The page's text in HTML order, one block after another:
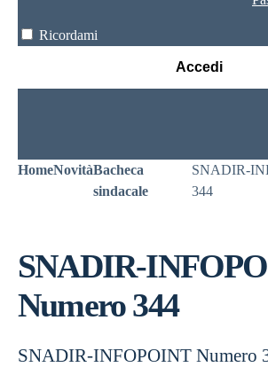
Ricordami
Accedi
HomeNovitàBacheca
sindacale
SNADIR-
344
SNADIR-
Numero 344
SNADIR-INFOPOINT Numero